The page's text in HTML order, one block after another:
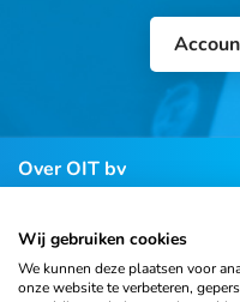
Over OIT bv
Klantenservice
Wij gebruiken cookies
We kunnen deze plaatsen voor
onze website te verbeteren,